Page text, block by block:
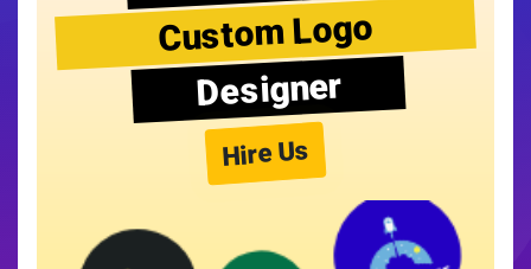
Custom Logo
Designer
Hire Us